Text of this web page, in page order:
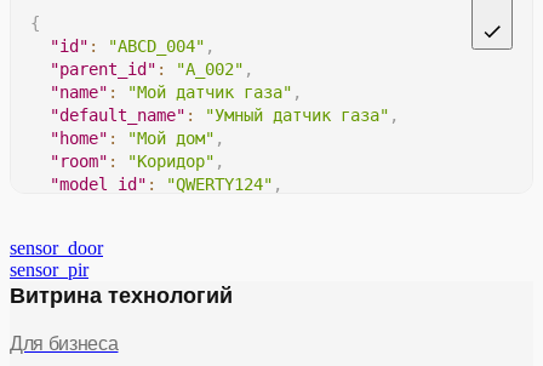
"high"
}
{
"id" : "ABCD_004" ,
"parent_id" : "A_002" ,
"name" : "Мой датчик газа" ,
"default_name" : "Умный датчик газа" ,
"home" : "Мой дом" ,
"room" : "Коридор" ,
"model_id" : "QWERTY124" ,
"partner_meta"
"internal-id"
"specificity":
}
sensor_door
sensor_pir
Витрина технологий
Для бизнеса